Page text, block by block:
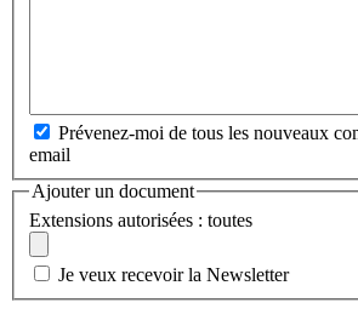
Prévenez-moi de tous les nouveaux
email
Ajouter un document
Extensions autorisées : toutes
Je veux recevoir la Newsletter